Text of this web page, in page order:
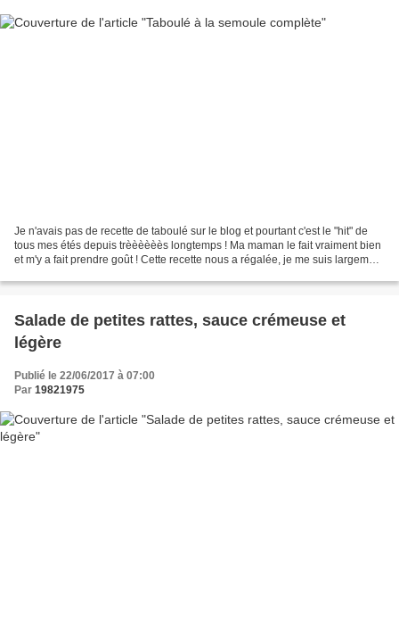
Je n'avais pas de recette de taboulé sur le blog et pourtant c'est le "hit" de
tous mes étés depuis trèèèèèès longtemps ! Ma maman le fait vraiment bien
et m'y a fait prendre goût ! Cette recette nous a régalée, je me suis largement
Salade de petites rattes, sauce crémeuse et
légère
Publié le 22/06/2017 à 07:00
Par 19821975